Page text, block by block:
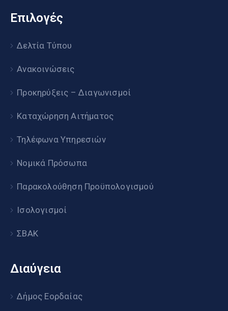
Επιλογές
Δελτία Τύπου
Ανακοινώσεις
Προκηρύξεις – Διαγωνισμοί
Καταχώρηση Αιτήματος
Τηλέφωνα Υπηρεσιών
Νομικά Πρόσωπα
Παρακολούθηση Προϋπολογισμού
Ισολογισμοί
ΣΒΑΚ
Διαύγεια
Δήμος Εορδαίας